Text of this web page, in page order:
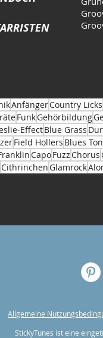
AnfängerCountry Licks
FunkGehörbildung
EffectBlue Grass
Field Hollers Blues
CapoFuzzChorus
CithrinchenGlamrock
Allgemeine
StickyTunes ist eine